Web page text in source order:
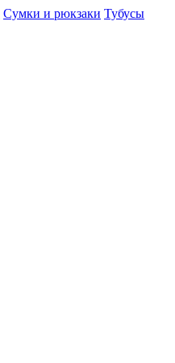
Сумки и рюкзаки Тубусы